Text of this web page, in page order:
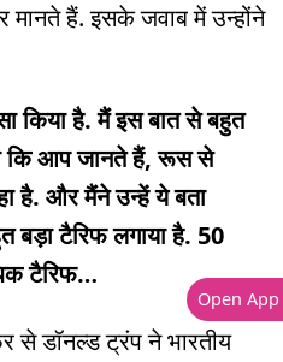
मानते हैं. इसके जवाब में उन्होंने
किया है. मैं इस बात से बहुत
कि आप जानते हैं, रूस से
है. और मैंने उन्हें ये बता
बड़ा टैरिफ लगाया है. 50
टैरिफ…
से डॉनल्ड ट्रंप ने भारतीय
Open App